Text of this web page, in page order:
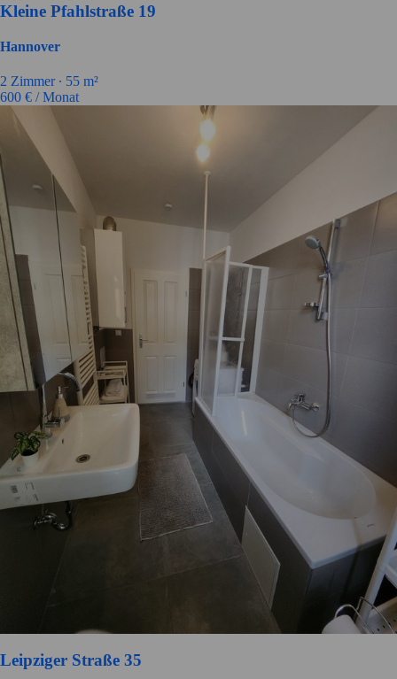
Kleine Pfahlstraße 19
Hannover
2 Zimmer ∙ 55 m²
600 € / Monat
Leipziger Straße 35